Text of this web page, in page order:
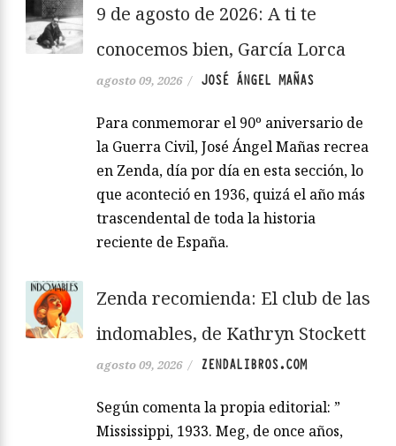
9 de agosto de 2026: A ti te
conocemos bien, García Lorca
agosto 09, 2026 / JOSÉ ÁNGEL MAÑAS
Para conmemorar el 90º aniversario de
la Guerra Civil, José Ángel Mañas recrea
en Zenda, día por día en esta sección, lo
que aconteció en 1936, quizá el año más
trascendental de toda la historia
reciente de España.
Zenda recomienda: El club de las
indomables, de Kathryn Stockett
agosto 09, 2026 / ZENDALIBROS.COM
Según comenta la propia editorial: ”
Mississippi, 1933. Meg, de once años,